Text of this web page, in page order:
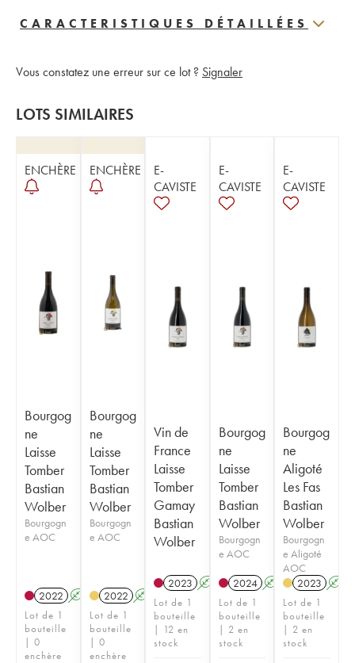
CARACTERISTIQUES DÉTAILLÉES
Vous constatez une erreur sur ce lot ? Signaler
LOTS SIMILAIRES
ENCHÈRE
Bourgog
ne
Laisse
Tomber
Bastian
Wolber
Bourgogn
e AOC
2022 A K
Lot de 1
bouteille
| 0
enchère
ENCHÈRE
Bourgog
ne
Laisse
Tomber
Bastian
Wolber
Bourgogn
e AOC
2022 A K
Lot de 1
bouteille
| 0
enchère
E-
CAVISTE
Vin de
France
Laisse
Tomber
Gamay
Bastian
Wolber
2023 A K
Lot de 1
bouteille
| 12 en
stock
E-
CAVISTE
Bourgog
ne
Laisse
Tomber
Bastian
Wolber
Bourgogn
e AOC
2024 A K
Lot de 1
bouteille
| 2 en
stock
E-
CAVISTE
Bourgog
ne
Aligoté
Les Fas
Bastian
Wolber
Bourgogn
e Aligoté
AOC
2023 A
Lot de 1
bouteille
| 2 en
stock